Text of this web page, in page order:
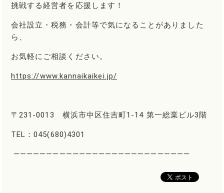
挑戦する経営者を応援します！
会社設立・税務・会計等で気になることがありました
ら、
お気軽にご相談ください。
https://www.kannaikaikei.jp/
〒231-0013 横浜市中区住吉町1-14 第一総業ビル3階
TEL：045(680)4301
―――――――――――――――――――――――――――